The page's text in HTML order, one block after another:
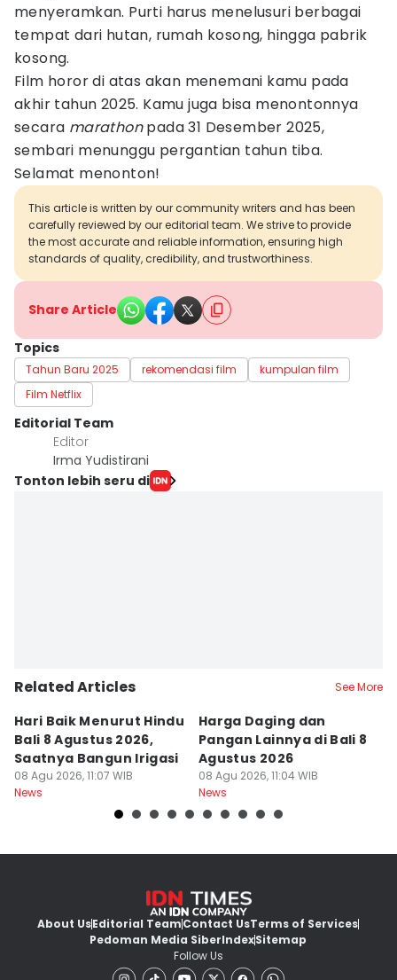
menyeramkan. Purti harus menelusuri berbagai
tempat dari hutan, rumah kosong, hingga pabrik
kosong.
Film horor di atas akan menemani kamu pada
akhir tahun 2025. Kamu juga bisa menontonnya
secara marathonpada 31 Desember 2025,
sembari menunggu pergantian tahun tiba.
Selamat menonton!
This article is written by our community writers and has been
carefully reviewed by our editorial team. We strive to provide
the most accurate and reliable information, ensuring high
standards of quality, credibility, and trustworthiness.
Share Article
Topics
Tahun Baru 2025 rekomendasi film
kumpulan film
Film Netflix
Editorial Team
Editor
Irma Yudistirani
Tonton lebih seru di
Related Articles See More
Hari Baik Menurut Hindu
Bali 8 Agustus 2026,
Saatnya Bangun Irigasi
08 Agu 2026, 11:07 WIB
News
Harga Daging dan
Pangan Lainnya di Bali 8
Agustus 2026
08 Agu 2026, 11:04 WIB
News
About UsEditorial TeamContact UsTerms of Services
Pedoman Media SiberIndexSitemap
Follow Us